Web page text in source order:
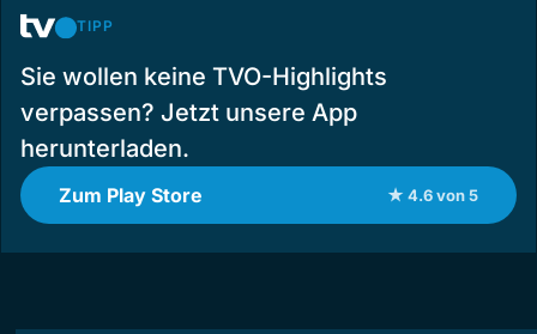
TIPP
Sie wollen keine TVO-Highlights
verpassen? Jetzt unsere App
herunterladen.
Zum Play Store ★ 4.6 von 5